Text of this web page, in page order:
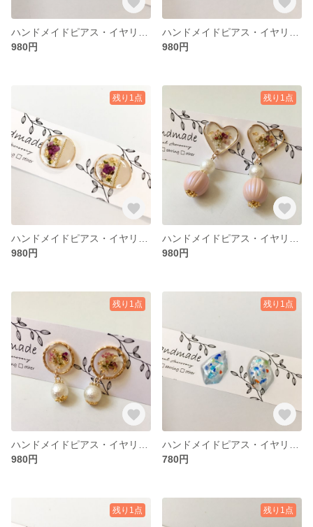
980円
980円
残り1点
980円
残り1点
980円
残り1点
980円
残り1点
780円
残り1点 残り1点